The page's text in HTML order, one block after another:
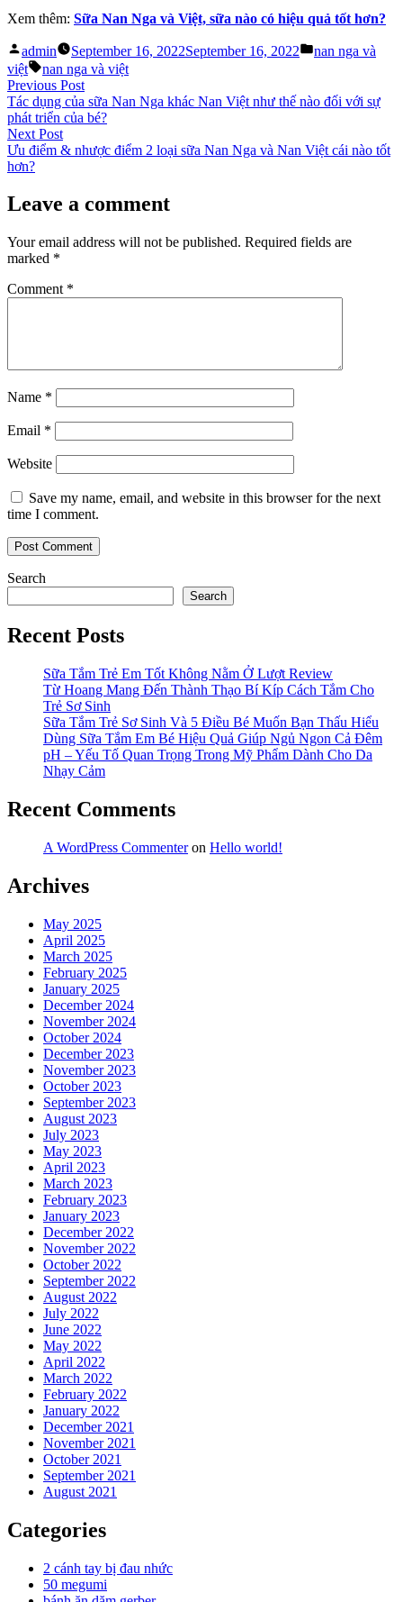
Xem thêm: Sữa Nan Nga và Việt, sữa nào có hiệu quả tốt hơn?
Posted
by
admin September 16, 2022September 16, 2022
Posted
nan nga và
việt
Tags:
nan nga và việt
Post
navigation
Previous PostPrevious
post:
Tác dụng của sữa Nan Nga khác Nan Việt như thế nào đối với sự
phát triển của bé?
Next PostNext
post:
Ưu điểm & nhược điểm 2 loại sữa Nan Nga và Nan Việt cái nào tốt
hơn?
Leave a comment
Your email address will not be published. Required fields are
marked *
Comment *
Name *
Email *
Website
Save my name, email, and website in this browser for the next
time I comment.
Search
Search
Recent Posts
Sữa Tắm Trẻ Em Tốt Không Nằm Ở Lượt Review
Từ Hoang Mang Đến Thành Thạo Bí Kíp Cách Tắm Cho
Trẻ Sơ Sinh
Sữa Tắm Trẻ Sơ Sinh Và 5 Điều Bé Muốn Bạn Thấu Hiểu
Dùng Sữa Tắm Em Bé Hiệu Quả Giúp Ngủ Ngon Cả Đêm
pH – Yếu Tố Quan Trọng Trong Mỹ Phẩm Dành Cho Da
Nhạy Cảm
Recent Comments
A WordPress Commenteron Hello world!
Archives
May 2025
April 2025
March 2025
February 2025
January 2025
December 2024
November 2024
October 2024
December 2023
November 2023
October 2023
September 2023
August 2023
July 2023
May 2023
April 2023
March 2023
February 2023
January 2023
December 2022
November 2022
October 2022
September 2022
August 2022
July 2022
June 2022
May 2022
April 2022
March 2022
February 2022
January 2022
December 2021
November 2021
October 2021
September 2021
August 2021
Categories
2 cánh tay bị đau nhức
50 megumi